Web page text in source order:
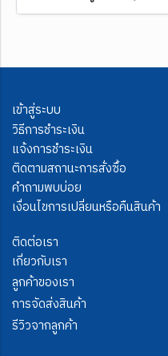
เข้าสู่ระบบ
วิธีการชำระเงิน
แจ้งการชำระเงิน
ติดตามสถานะการสั่งซื้อ
คำถามพบบ่อย
เงื่อนไขการเปลี่ยนหรือคืนสินค้า
ติดต่อเรา
เกี่ยวกับเรา
ลูกค้าของเรา
การจัดส่งสินค้า
รีวิวจากลูกค้า